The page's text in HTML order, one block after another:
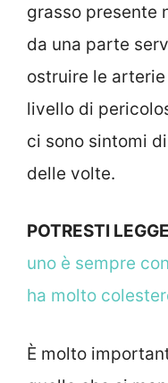
grasso presente
da una parte
ostruire le
livello di
ci sono sintomi
delle volte.
POTRESTI
uno è sempre
ha molto
È molto